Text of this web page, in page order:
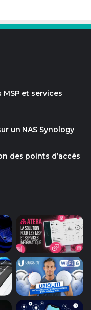
et services
un NAS Synology
des points d’accès